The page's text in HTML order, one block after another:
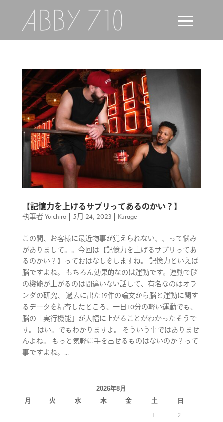
【記憶力を上げるサプリってあるのかい？】
執筆者Yuichiro| 5月 24, 2023 | Kurage
この間、お客様に最近物事が覚えられない、、って悩み
がありまして。。今回は【記憶力を上げるサプリってあ
るのかい？】っておはなしをしますね。 記憶力といえば
脳ですよね。 もちろん効果的なのは運動です。運動で脳
の機能が上がるのは間違いない話して、有名なのはオラ
ンダの研究、 過去に出た19件の論文から脳と運動に関す
るデータを精査したところ、一日10分の軽い運動でも、
脳の「実行機能」が大幅に上がることがわかったそうで
す。 はい。でもわかりますよ。 そういう事ではありませ
んよね。 もっと気軽に手を出せるものはないのか？って
事ですよね。...
2026年8月
月 火 水 木 金 土
日
1
2